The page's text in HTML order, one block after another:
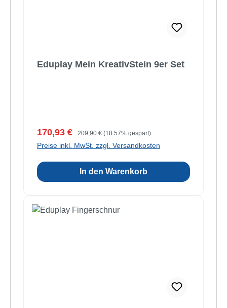
Eduplay Mein KreativStein 9er Set
Verkaufspreis:
170,93 € Regulärer Preis:
209,90 € (18.57% gespart)
Preise inkl. MwSt. zzgl. Versandkosten
In den Warenkorb